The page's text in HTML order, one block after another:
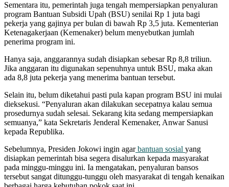
Sementara itu, pemerintah juga tengah mempersiapkan penyaluran
program Bantuan Subsidi Upah (BSU) senilai Rp 1 juta bagi
pekerja yang gajinya per bulan di bawah Rp 3,5 juta. Kementerian
Ketenagakerjaan (Kemenaker) belum menyebutkan jumlah
penerima program ini.
Hanya saja, anggarannya sudah disiapkan sebesar Rp 8,8 triliun.
Jika anggaran itu digunakan sepenuhnya untuk BSU, maka akan
ada 8,8 juta pekerja yang menerima bantuan tersebut.
Selain itu, belum diketahui pasti pula kapan program BSU ini mulai
dieksekusi. “Penyaluran akan dilakukan secepatnya kalau semua
prosedurnya sudah selesai. Sekarang kita sedang mempersiapkan
semuanya,” kata Sekretaris Jenderal Kemenaker, Anwar Sanusi
kepada Republika.
Sebelumnya, Presiden Jokowi ingin agarbantuan sosial yang
disiapkan pemerintah bisa segera disalurkan kepada masyarakat
pada minggu-minggu ini. Ia mengatakan, penyaluran bansos
tersebut sangat ditunggu-tunggu oleh masyarakat di tengah kenaikan